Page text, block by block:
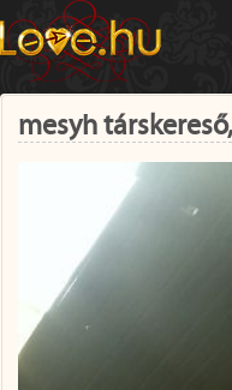
mesyh